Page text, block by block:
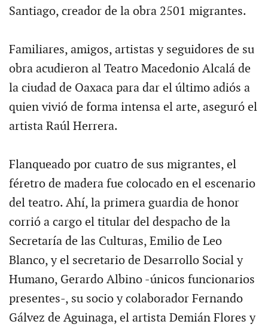
Santiago, creador de la obra 2501 migrantes.
Familiares, amigos, artistas y seguidores de su
obra acudieron al Teatro Macedonio Alcalá de
la ciudad de Oaxaca para dar el último adiós a
quien vivió de forma intensa el arte, aseguró el
artista Raúl Herrera.
Flanqueado por cuatro de sus migrantes, el
féretro de madera fue colocado en el escenario
del teatro. Ahí, la primera guardia de honor
corrió a cargo el titular del despacho de la
Secretaría de las Culturas, Emilio de Leo
Blanco, y el secretario de Desarrollo Social y
Humano, Gerardo Albino -únicos funcionarios
presentes-, su socio y colaborador Fernando
Gálvez de Aguinaga, el artista Demián Flores y